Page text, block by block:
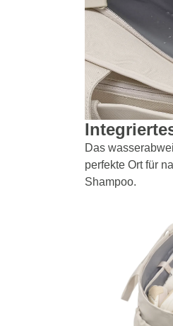
Das
perfekte Ort für
Shampoo.